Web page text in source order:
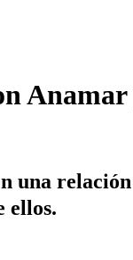
una
ellos.